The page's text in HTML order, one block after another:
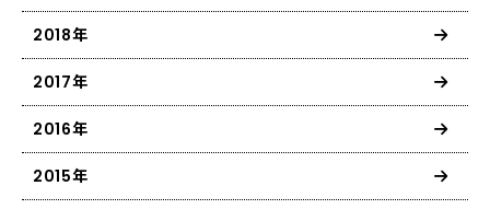
2018年
2017年
2016年
2015年